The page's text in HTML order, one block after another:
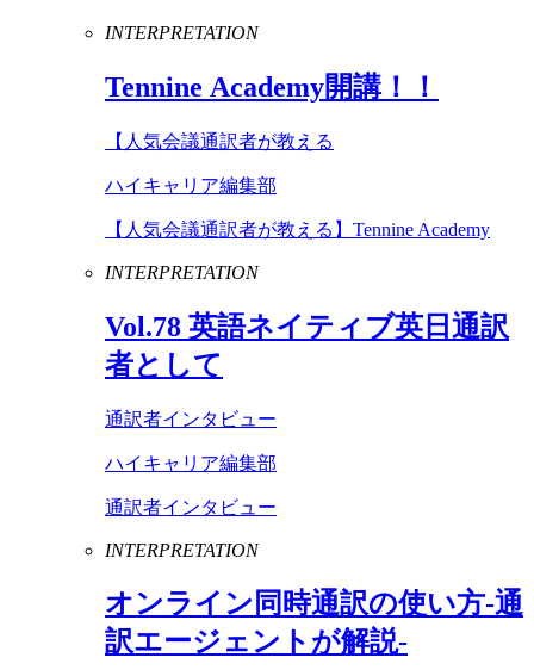
INTERPRETATION
Tennine Academy開講！！
【人気会議通訳者が教える
ハイキャリア編集部
【人気会議通訳者が教える】Tennine Academy
INTERPRETATION
Vol.78 英語ネイティブ英日通訳
者として
通訳者インタビュー
ハイキャリア編集部
通訳者インタビュー
INTERPRETATION
オンライン同時通訳の使い方-通
訳エージェントが解説-